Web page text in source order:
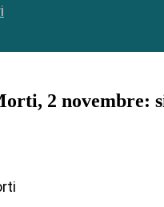
2 novembre: